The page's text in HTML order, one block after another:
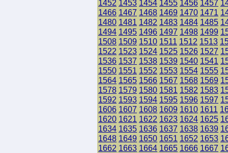
1452 1453 1454 1455 1456 1457
1466 1467 1468 1469 1470 1471
1480 1481 1482 1483 1484 1485
1494 1495 1496 1497 1498 1499
1508 1509 1510 1511 1512 1513
1522 1523 1524 1525 1526 1527
1536 1537 1538 1539 1540 1541
1550 1551 1552 1553 1554 1555
1564 1565 1566 1567 1568 1569
1578 1579 1580 1581 1582 1583
1592 1593 1594 1595 1596 1597
1606 1607 1608 1609 1610 1611
1620 1621 1622 1623 1624 1625
1634 1635 1636 1637 1638 1639
1648 1649 1650 1651 1652 1653
1662 1663 1664 1665 1666 1667